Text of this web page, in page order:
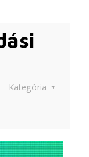
Kategória